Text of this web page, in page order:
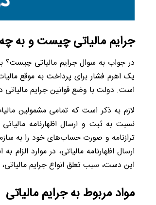
جرایم مالیاتی چیست و به
در جواب به سوال جرایم مالیاتی چیست؟
یک اهرم فشار برای پرداخت به موقع
است. دولت با وضع قوانین جرایم
نسبت به ثبت و ارسال اظهارنامه
ترازنامه و صورت حساب‌های خود را به
ارسال اظهارنامه مالیاتی، در موارد
این دست، سبب تعلق انواع جرایم
مواد مربوط به جرایم مالیاتی